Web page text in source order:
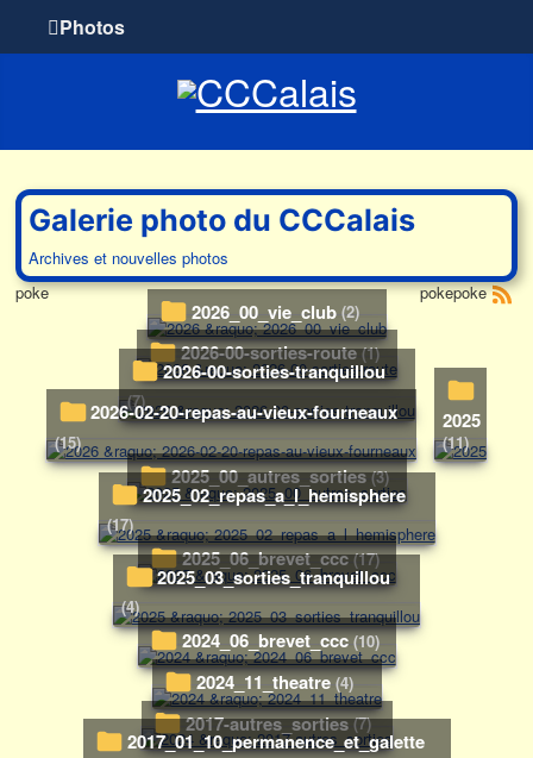
Galerie photo du CCCalais
Archives et nouvelles photos
poke
pokepoke
2026_00_vie_club (2)
2026-00-sorties-route (1)
2026-00-sorties-tranquillou
(7)
2026-02-20-repas-au-vieux-fourneaux
(15)
2025
(11)
2025_00_autres_sorties (3)
2025_02_repas_a_l_hemisphere
(17)
2025_06_brevet_ccc (17)
2025_03_sorties_tranquillou
(4)
2024_06_brevet_ccc (10)
2024_11_theatre (4)
2017-autres_sorties (7)
2017_01_10_permanence_et_galette
Photos